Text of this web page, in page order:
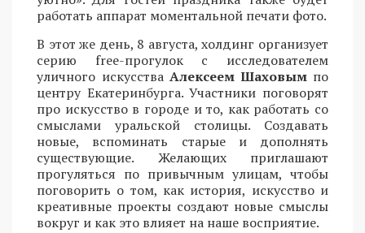
работать аппарат моментальной печати фото.
В этот же день, 8 августа, холдинг организует
серию free-прогулок с исследователем
уличного искусства Алексеем Шаховым по
центру Екатеринбурга. Участники поговорят
про искусство в городе и то, как работать со
смыслами уральской столицы. Создавать
новые, вспоминать старые и дополнять
существующие. Желающих приглашают
прогуляться по привычным улицам, чтобы
поговорить о том, как история, искусство и
креативные проекты создают новые смыслы
вокруг и как это влияет на наше восприятие.